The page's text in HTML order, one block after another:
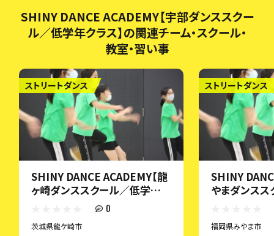
SHINY DANCE ACADEMY【宇部ダンススクー
ル／低学年クラス】の関連チーム・スクール・
教室・習い事
ストリートダンス
SHINY DANCE ACADEMY【龍
ヶ崎ダンススクール／低学年ク
0
茨城県龍ケ崎市
ストリートダンス
SHINY
やまダンス
福岡県みやま市